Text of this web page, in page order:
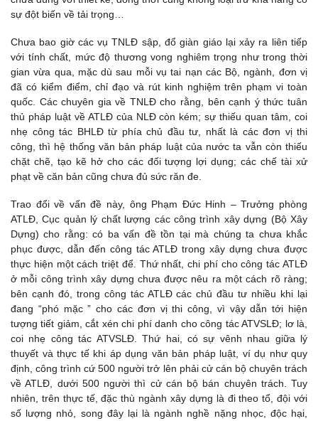
sự đột biến về tải trọng…
Chưa bao giờ các vụ TNLĐ sập, đổ giàn giáo lại xảy ra liên tiếp
với tính chất, mức độ thương vong nghiêm trọng như trong thời
gian vừa qua, mặc dù sau mỗi vụ tai nạn các Bộ, ngành, đơn vị
đã có kiểm điểm, chỉ đạo và rút kinh nghiệm trên phạm vi toàn
quốc. Các chuyên gia về TNLĐ cho rằng, bên cạnh ý thức tuân
thủ pháp luật về ATLĐ của NLĐ còn kém; sự thiếu quan tâm, coi
nhẹ công tác BHLĐ từ phía chủ đầu tư, nhất là các đơn vị thi
công, thì hệ thống văn bản pháp luật của nước ta vẫn còn thiếu
chặt chẽ, tạo kẽ hở cho các đối tượng lợi dụng; các chế tài xử
phạt về căn bản cũng chưa đủ sức răn đe.
Trao đổi về vấn đề này, ông Phạm Đức Hinh – Trưởng phòng
ATLĐ, Cục quản lý chất lượng các công trình xây dựng (Bộ Xây
Dựng) cho rằng: có ba vấn đề tồn tại mà chúng ta chưa khắc
phục được, dẫn đến công tác ATLĐ trong xây dựng chưa được
thực hiện một cách triệt để. Thứ nhất, chi phí cho công tác ATLĐ
ở mỗi công trình xây dựng chưa được nêu ra một cách rõ ràng;
bên cạnh đó, trong công tác ATLĐ các chủ đầu tư nhiều khi lại
đang “phó mặc ” cho các đơn vị thi công, vì vậy dẫn tới hiện
tượng tiết giảm, cắt xén chi phí danh cho công tác ATVSLĐ; lơ là,
coi nhẹ công tác ATVSLĐ. Thứ hai, có sự vênh nhau giữa lý
thuyết và thực tế khi áp dụng văn bản pháp luật, ví dụ như quy
định, công trình cứ 500 người trở lên phải cử cán bộ chuyên trách
về ATLĐ, dưới 500 người thì cử cán bộ bán chuyên trách. Tuy
nhiên, trên thực tế, đặc thù ngành xây dựng là đi theo tổ, đội với
số lượng nhỏ, song đây lại là ngành nghề nặng nhọc, độc hại,